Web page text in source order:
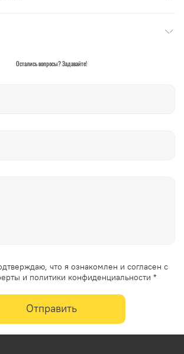
Остались вопросы? Задавайте!
что я ознакомлен и согласен с
и политики конфиденциальности *
Отправить